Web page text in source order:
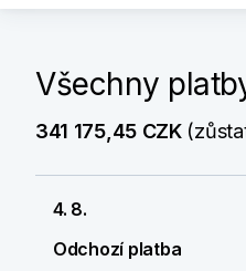
Všechny
341 175,45 CZK
4. 8.
Odchozí platba